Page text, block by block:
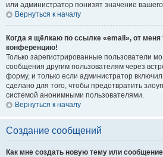
или администратор понизят значение
Вернуться к началу
Когда я щёлкаю по ссылке «email», от меня
конференцию!
Только зарегистрированные пользователи
сообщения другим пользователям через
форму, и только если администратор
сделано для того, чтобы предотвратить
системой анонимными пользователями.
Вернуться к началу
Создание сообщений
Как мне создать новую тему или